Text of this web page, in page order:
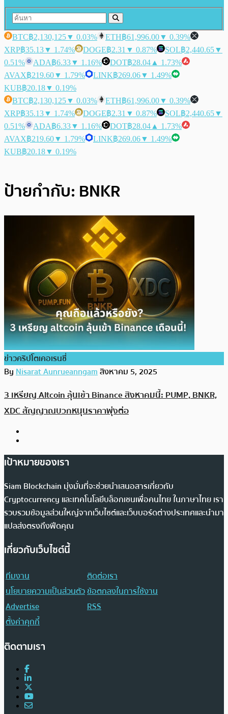
BTC฿2,130,125▼ 0.03% ETH฿61,996.00▼ 0.39%
XRP฿35.13▼ 1.74% DOGE฿2.31 ▼ 0.87% SOL฿2,440.65▼
0.51%
ADA฿6.33▼ 1.16% DOT฿28.04 ▲ 1.73%
AVAX฿219.60▼ 1.79% LINK฿269.06▼ 1.49%
KUB฿20.18▼ 0.19%
BTC฿2,130,125▼ 0.03% ETH฿61,996.00▼ 0.39%
XRP฿35.13▼ 1.74% DOGE฿2.31 ▼ 0.87% SOL฿2,440.65▼
0.51%
ADA฿6.33▼ 1.16% DOT฿28.04 ▲ 1.73%
AVAX฿219.60▼ 1.79% LINK฿269.06▼ 1.49%
KUB฿20.18▼ 0.19%
ป้ายกำกับ: BNKR
ข่าวคริปโตเคอเรนซี่
ByNisarat Aunrueanngamสิงหาคม 5, 2025
3 เหรียญ Altcoin ลุ้นเข้า Binance สิงหาคมนี้: PUMP, BNKR,
XDC สัญญาณบวกหนุนราคาพุ่งต่อ
เป้าหมายของเรา
Siam Blockchain มุ่งมั่นที่จะช่วยนำเสนอสารเกี่ยวกับ
Cryptocurrency และเทคโนโลยีบล็อกเชนเพื่อคนไทย ในภาษาไทย เรา
รวบรวมข้อมูลส่วนใหญ่จากเว็บไซต์และเว็บบอร์ดต่างประเทศและนำมา
แปลส่งตรงถึงฟีดคุณ
เกี่ยวกับเว็บไซต์นี้
ทีมงาน
ติดต่อเรา
นโยบายความเป็นส่วนตัวข้อตกลงในการใช้งาน
Advertise
RSS
ตั้งค่าคุกกี้
ติดตามเรา